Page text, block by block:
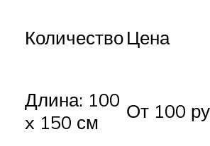
КоличествоЦена
Длина: 100
x 150 см
От 100